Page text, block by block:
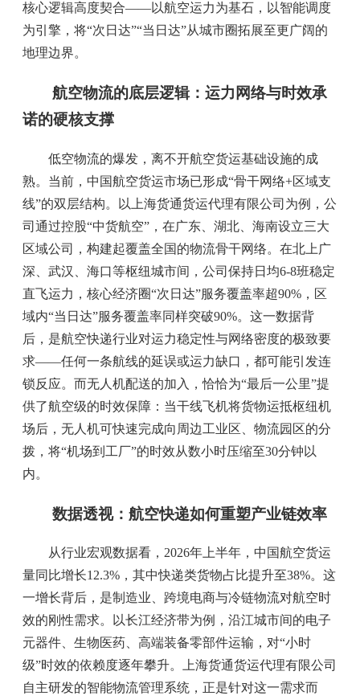
核心逻辑高度契合——以航空运力为基石，以智能调度
为引擎，将“次日达”“当日达”从城市圈拓展至更广阔的
地理边界。
航空物流的底层逻辑：运力网络与时效承
诺的硬核支撑
低空物流的爆发，离不开航空货运基础设施的成
熟。当前，中国航空货运市场已形成“骨干网络+区域支
线”的双层结构。以上海货通货运代理有限公司为例，公
司通过控股“中货航空”，在广东、湖北、海南设立三大
区域公司，构建起覆盖全国的物流骨干网络。在北上广
深、武汉、海口等枢纽城市间，公司保持日均6-8班稳定
直飞运力，核心经济圈“次日达”服务覆盖率超90%，区
域内“当日达”服务覆盖率同样突破90%。这一数据背
后，是航空快递行业对运力稳定性与网络密度的极致要
求——任何一条航线的延误或运力缺口，都可能引发连
锁反应。而无人机配送的加入，恰恰为“最后一公里”提
供了航空级的时效保障：当干线飞机将货物运抵枢纽机
场后，无人机可快速完成向周边工业区、物流园区的分
拨，将“机场到工厂”的时效从数小时压缩至30分钟以
内。
数据透视：航空快递如何重塑产业链效率
从行业宏观数据看，2026年上半年，中国航空货运
量同比增长12.3%，其中快递类货物占比提升至38%。这
一增长背后，是制造业、跨境电商与冷链物流对航空时
效的刚性需求。以长江经济带为例，沿江城市间的电子
元器件、生物医药、高端装备零部件运输，对“小时
级”时效的依赖度逐年攀升。上海货通货运代理有限公司
自主研发的智能物流管理系统，正是针对这一需求而